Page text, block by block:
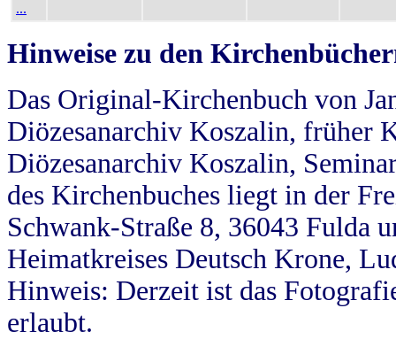
...
Hinweise zu den
Das Original-Kirchenbuch von
Diözesanarchiv Koszalin, früher
Diözesanarchiv Koszalin,
des Kirchenbuches liegt in der
Schwank-Straße 8, 36043 Fulda
Heimatkreises Deutsch Krone,
Hinweis: Derzeit ist das
erlaubt.